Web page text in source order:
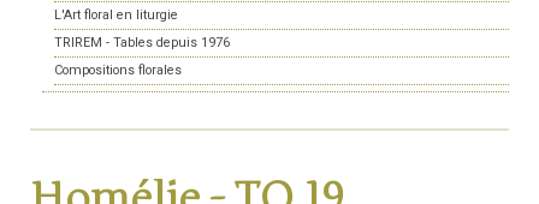
L'Art floral en liturgie
TRIREM - Tables depuis 1976
Compositions florales